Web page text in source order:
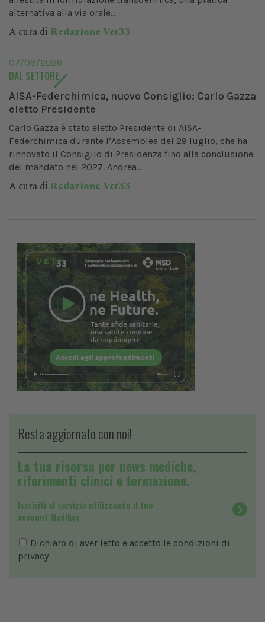
alternativa alla via orale...
A cura di Redazione Vet33
07/08/2026
DAL SETTORE
AISA-Federchimica, nuovo Consiglio: Carlo Gazza
eletto Presidente
Carlo Gazza è stato eletto Presidente di AISA-
Federchimica durante l’Assemblea del 29 luglio, che ha
rinnovato il Consiglio di Presidenza fino alla conclusione
del mandato nel 2027. Andrea...
A cura di Redazione Vet33
Resta aggiornato con noi!
La tua risorsa per news mediche,
riferimenti clinici e formazione.
Iscriviti al servizio utilizzando il tuo
account Medikey
Dichiaro di aver letto e accetto le condizioni di
privacy